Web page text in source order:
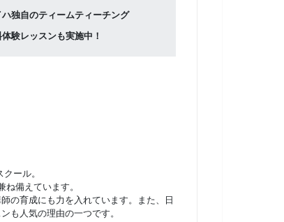
ハ独自のティームティーチング
験レッスンも実施中！
ール。
備えています。
の育成にも力を入れています。また、日
も人気の理由の一つです。